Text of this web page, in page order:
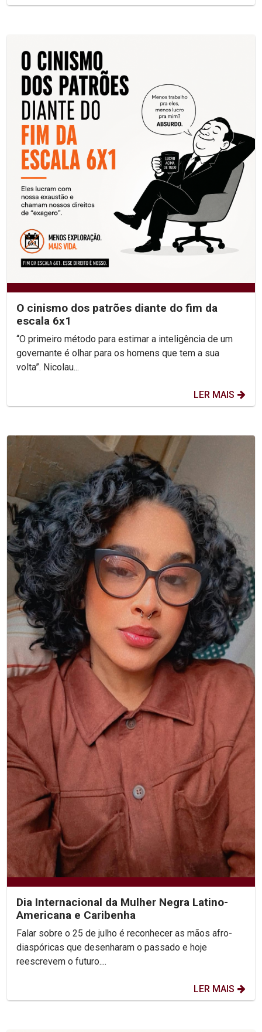
O cinismo dos patrões diante do fim da
escala 6x1
“O primeiro método para estimar a inteligência de um
governante é olhar para os homens que tem a sua
volta”. Nicolau...
LER MAIS
Dia Internacional da Mulher Negra Latino-
Americana e Caribenha
Falar sobre o 25 de julho é reconhecer as mãos afro-
diaspóricas que desenharam o passado e hoje
reescrevem o futuro....
LER MAIS